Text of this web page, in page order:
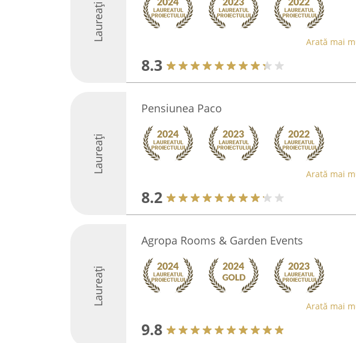
Laureați Arată mai
8.3
Laureați
Pensiunea Paco
Arată mai
8.2
Laureați
Agropa Rooms & Garden Events
Arată mai
9.8